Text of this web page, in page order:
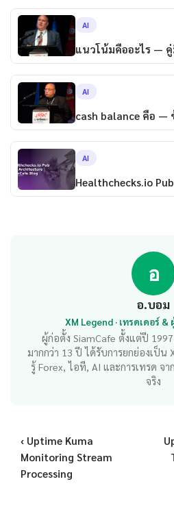
AI
แนวโน้มคืออะไร —
AI
cash balance คือ —
AI
Healthchecks.io
อ
อ.บอม
XM Legend · เทรดเดอร์
ผู้ก่อตั้ง SiamCafe ตั้งแต่ปี 1997
มากกว่า 13 ปี ได้รับการยกย่องเป็น
รู้ Forex, ไอที, AI และการเทรด จ
จริง
‹ Uptime Kuma
Monitoring Stream
Processing